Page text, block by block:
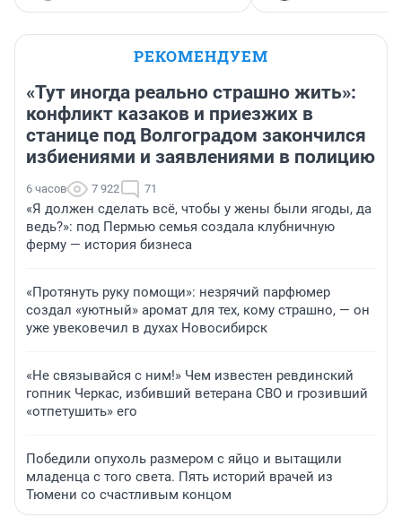
РЕКОМЕНДУЕМ
«Тут иногда реально страшно жить»:
конфликт казаков и приезжих в
станице под Волгоградом закончился
избиениями и заявлениями в полицию
6 часов 7 922 71
«Я должен сделать всё, чтобы у жены были ягоды, да
ведь?»: под Пермью семья создала клубничную
ферму — история бизнеса
«Протянуть руку помощи»: незрячий парфюмер
создал «уютный» аромат для тех, кому страшно, — он
уже увековечил в духах Новосибирск
«Не связывайся с ним!» Чем известен ревдинский
гопник Черкас, избивший ветерана СВО и грозивший
«отпетушить» его
Победили опухоль размером с яйцо и вытащили
младенца с того света. Пять историй врачей из
Тюмени со счастливым концом